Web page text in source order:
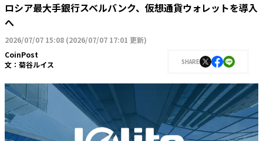
ロシア最大手銀行スベルバンク、仮想通貨ウォレットを導入
へ
2026/07/07 15:08 (2026/07/07 17:01 更新)
CoinPost
文： 菊谷ルイス SHARE